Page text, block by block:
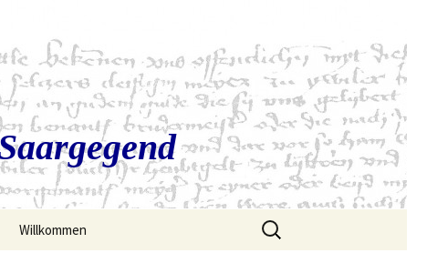
Willkommen
Suchen
nach: